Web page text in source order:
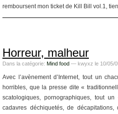
remboursent mon ticket de Kill Bill vol.1,
Horreur, malheur
Dans la catégorie: Mind food — kwyxz le 10/05/
Avec l’avènement d’Internet, tout un
horribles, que la presse dite «
scatologiques, pornographiques, tout
cadavres déchiquetés, de